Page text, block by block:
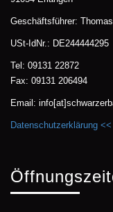
Geschäftsführer:
USt-IdNr.: DE244444295
Tel: 09131 22872
Fax: 09131 206494
Email:
Datenschutzerklärung <<